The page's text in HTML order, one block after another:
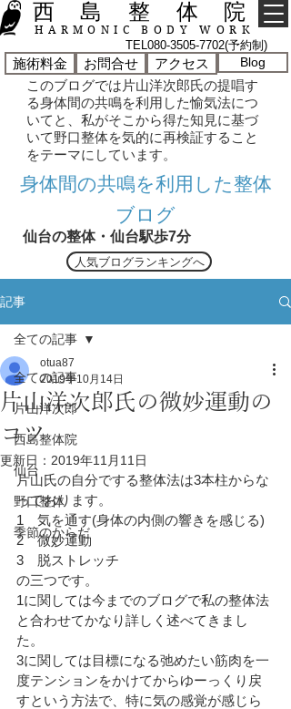
西 島 整 体 院
HARMONIC BODY WORK
TEL080-3505-7702(予約制)
施術料金 お問合せ アクセス Blog
このブログでは片山洋次郎氏の提唱す
る身体間の共鳴を利用した愉気法につ
いてと、私がそこから得た知見に基づ
いて野口整体を気的に再検証すること
をテーマにしています。
仙台の整体・仙台駅歩7分
​身体間の共鳴を利用した整体
ブログ
人気ブログランキングへ
記事
全ての記事
片山洋次郎
西島整体院
仙台
野口整体
季節のからだ
全ての記事
片山洋次郎氏の微妙運動の
コツ
otua87
2019年10月14日
更新日： 2019年11月11日
片山氏の自分でする整体法は3本柱からな
っております。
1　気を通す(身体の内側の響きを感じる)
2　微妙運動
3　脱ストレッチ
の三つです。
1に関しては今までのブログで私の整体法
と合わせてかなり詳しく述べてきまし
た。
3に関しては目標になる弛めたい筋肉を一
度テンションをかけてからゆーっくり戻
すという方法で、特に気の感覚が感じら